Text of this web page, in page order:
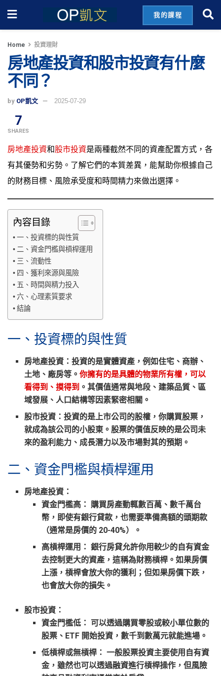
我的課程
Home 投資理財
房地產投資和股市投資有什麼
不同？
by OP凱文 2025-07-29
7
SHARES
房地產投資和股市投資是兩種截然不同的資產配置方式，各
有其優勢和劣勢。了解它們的本質差異，能幫助你根據自己
的財務目標、風險承受度和時間精力來做出選擇。
內容目錄
一、投資標的與性質
二、資金門檻與槓桿運用
三、流動性
四、獲利來源與風險
五、時間與精力投入
六、心理素質要求
結論
一、投資標的與性質
房地產投資：投資的是實體資產，例如住宅、商辦、
土地、廠房等。你擁有的是具體的物業所有權，可以
看得到、摸得到 。其價值通常與地段、建築品質、區
域發展、人口結構等因素緊密相關。
股市投資：投資的是上市公司的股權，你購買股票，
就成為該公司的小股東。股票的價值反映的是公司未
來的盈利能力、成長潛力以及市場對其的預期。
二、資金門檻與槓桿運用
房地產投資：
資金門檻高： 購買房產動輒數百萬、數千萬台
幣，即使有銀行貸款，也需要準備高額的頭期款
（通常是房價的 20-40%）。
高槓桿運用： 銀行房貸允許你用較少的自有資金
去控制更大的資產，這稱為財務槓桿。如果房價
上漲，槓桿會放大你的獲利；但如果房價下跌，
也會放大你的損失。
股市投資：
資金門檻低： 可以透過購買零股或較小單位數的
股票、ETF 開始投資，數千到數萬元就能進場。
低槓桿或無槓桿： 一般股票投資主要使用自有資
金，雖然也可以透過融資進行槓桿操作，但風險